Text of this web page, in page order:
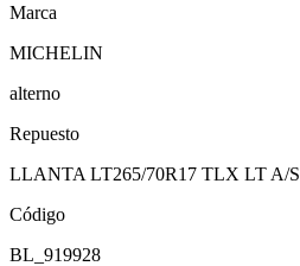
Marca
MICHELIN
alterno
Repuesto
LLANTA LT265/70R17 TLX LT A/S
Código
BL_919928